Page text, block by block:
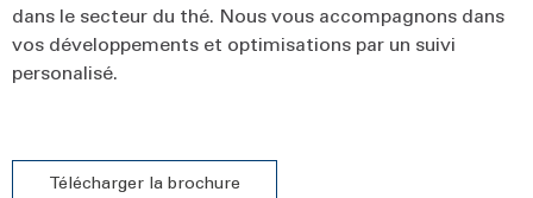
dans le secteur du thé. Nous vous accompagnons dans
vos développements et optimisations par un suivi
personalisé.
Télécharger la brochure